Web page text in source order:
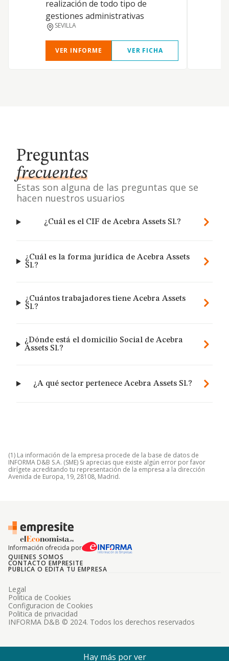
realización de todo tipo de
gestiones administrativas
SEVILLA
VER INFORME VER FICHA
Preguntas
frecuentes
Estas son alguna de las preguntas que se
hacen nuestros usuarios
¿Cuál es el CIF de Acebra Assets Sl.?
¿Cuál es la forma jurídica de Acebra Assets
Sl.?
¿Cuántos trabajadores tiene Acebra Assets
Sl.?
¿Dónde está el domicilio Social de Acebra
Assets Sl.?
¿A qué sector pertenece Acebra Assets Sl.?
(1) La información de la empresa procede de la base de datos de
INFORMA D&B S.A. (SME) Si aprecias que existe algún error por favor
dirígete acreditando tu representación de la empresa a la dirección
Avenida de Europa, 19, 28108, Madrid.
Información ofrecida por
QUIENES SOMOS
CONTACTO EMPRESITE
PUBLICA O EDITA TU EMPRESA
INFORMA D&B © 2024. Todos los derechos reservados
Legal
Politica de Cookies
Configuracion de Cookies
Politica de privacidad
Hay más por ver